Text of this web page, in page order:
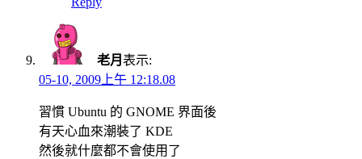
老月 表示:
05-10, 2009上午 12:18.08
習慣 Ubuntu 的 GNOME 界面後
有天心血來潮裝了 KDE
然後就什麼都不會使用了